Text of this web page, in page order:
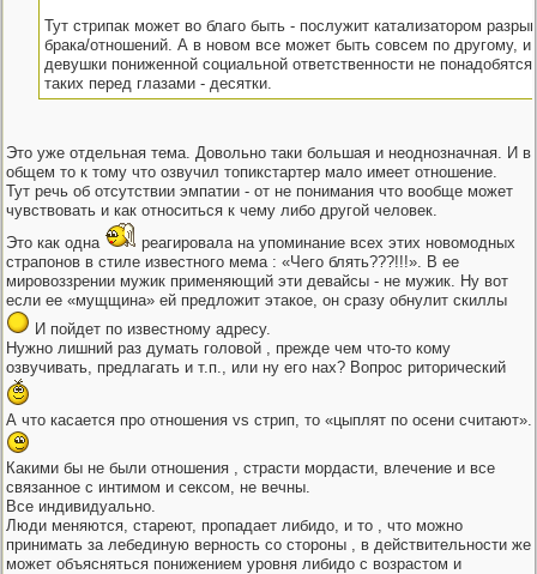
Тут стрипак может во благо быть - послужит катализатором
брака/отношений. А в новом все может быть совсем по другому, и
девушки пониженной социальной ответственности не
таких перед глазами - десятки.
Это уже отдельная тема. Довольно таки большая и неоднозначная. И в
общем то к тому что озвучил топикстартер мало имеет отношение.
Тут речь об отсутствии эмпатии - от не понимания что вообще может
чувствовать и как относиться к чему либо другой человек.
Это как одна
реагировала на упоминание всех этих новомодных
страпонов в стиле известного мема : «Чего блять???!!!». В ее
мировоззрении мужик применяющий эти девайсы - не мужик. Ну вот
если ее «мущщина» ей предложит этакое, он сразу обнулит скиллы
И пойдет по известному адресу.
Нужно лишний раз думать головой , прежде чем что-то кому
озвучивать, предлагать и т.п., или ну его нах? Вопрос риторический
А что касается про отношения vs стрип, то «цыплят по осени считают».
Какими бы не были отношения , страсти мордасти, влечение и все
связанное с интимом и сексом, не вечны.
Все индивидуально.
Люди меняются, стареют, пропадает либидо, и то , что можно
принимать за лебединую верность со стороны , в действительности же
может объясняться понижением уровня либидо с возрастом и